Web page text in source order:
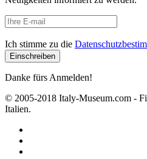
Ich stimme zu die
Danke fürs Anmelden!
© 2005-2018 Italy-Museum.com -
Italien.